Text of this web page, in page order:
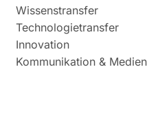
Wissenstransfer
Technologietransfer
Innovation
Kommunikation & Medien